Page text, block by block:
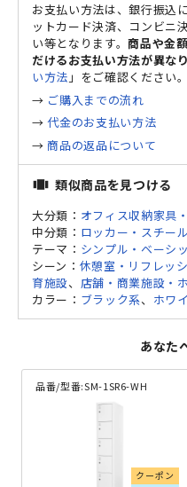
お支払い方法は、銀行振込
ットカード決済、コンビニ
い等となります。商品や金
だけるお支払い方法が異な
い方法 」をご確認ください。
→ ご購入までの流れ
→代金のお支払い方法
→ 商品の返品について
view_carousel 類似商品を見つける
大分類： オフィス収納家具
中分類： ロッカー・スチー
テーマ： シンプル・ベーシ
シーン： 休憩室・リフレッ
育施設、 店舗・商業施設・
カラー： ブラック系、 ホワ
あなた
品番/型番:SM-1SR6-WH
クーポン